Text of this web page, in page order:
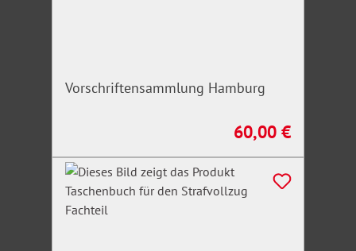
Vorschriftensammlung Hamburg
Regulärer Preis:
60,00 €